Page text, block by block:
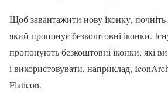
Щоб завантажити нову іконку,
який пропонує безкоштовні іконки.
пропонують безкоштовні іконки, які
і використовувати, наприклад,
Flaticon.